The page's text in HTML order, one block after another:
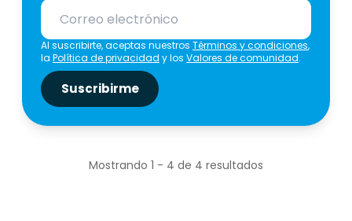
Al suscribirte, aceptas nuestros Términos y condiciones,
la Política de privacidad y los Valores de comunidad.
Suscribirme
Mostrando 1 - 4 de 4 resultados